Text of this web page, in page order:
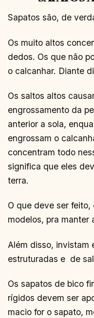
Sapatos são, de
Os muito altos
dedos. Os que não
o calcanhar. Diante
Os saltos altos
engrossamento da
anterior a sola,
engrossam o
concentram todo
significa que eles
terra.
O que deve ser
modelos, pra manter
Além disso, invistam
estruturadas e de
Os sapatos de bico
rígidos devem ser
macio for o sapato,